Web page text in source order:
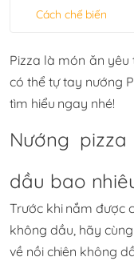
Cách chế biến
Pizza là món ăn yêu
có thể tự tay nướng
tìm hiểu ngay nhé!
Nướng
dầu bao
Trước khi nắm được
không dầu, hãy
về nồi chiên không